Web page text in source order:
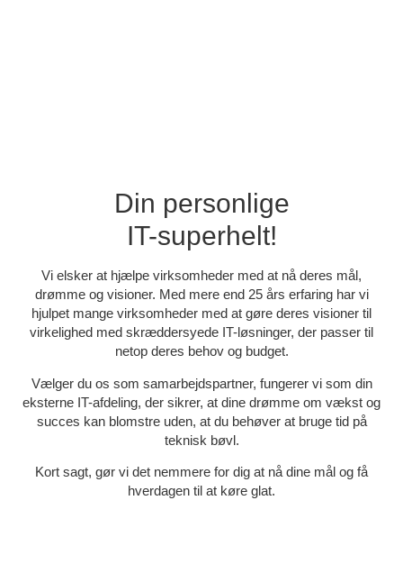
Din personlige
IT-superhelt!
Vi elsker at hjælpe virksomheder med at nå deres mål,
drømme og visioner. Med mere end 25 års erfaring har vi
hjulpet mange virksomheder med at gøre deres visioner til
virkelighed med skræddersyede IT-løsninger, der passer til
netop deres behov og budget.
Vælger du os som samarbejdspartner, fungerer vi som din
eksterne IT-afdeling, der sikrer, at dine drømme om vækst og
succes kan blomstre uden, at du behøver at bruge tid på
teknisk bøvl.
Kort sagt, gør vi det nemmere for dig at nå dine mål og få
hverdagen til at køre glat.